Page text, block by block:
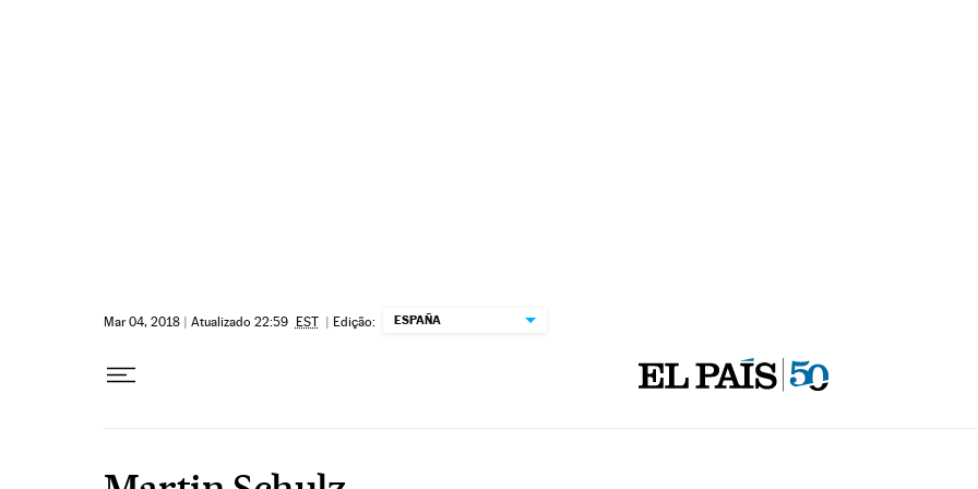
Mar 04, 2018 | Atualizado 22:59 EST | Edição: ESPAÑA